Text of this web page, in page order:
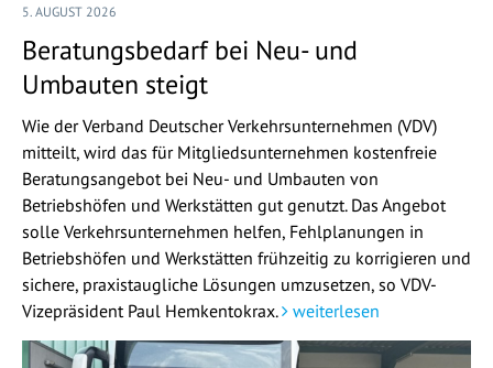
5. AUGUST 2026
Beratungsbedarf bei Neu- und
Umbauten steigt
Wie der Verband Deutscher Verkehrsunternehmen (VDV)
mitteilt, wird das für Mitgliedsunternehmen kostenfreie
Beratungsangebot bei Neu- und Umbauten von
Betriebshöfen und Werkstätten gut genutzt. Das Angebot
solle Verkehrsunternehmen helfen, Fehlplanungen in
Betriebshöfen und Werkstätten frühzeitig zu korrigieren und
sichere, praxistaugliche Lösungen umzusetzen, so VDV-
Vizepräsident Paul Hemkentokrax.
weiterlesen